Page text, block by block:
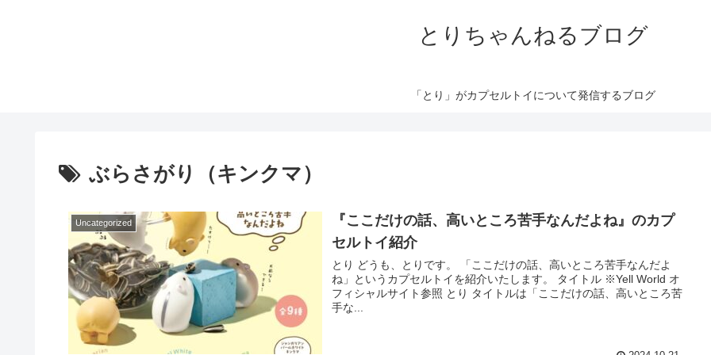
とりちゃんねるブログ
「とり」がカプセルトイについて発信するブログ
ぶらさがり（キンクマ）
Uncategorized
『ここだけの話、高いところ苦手なんだよね』のカプ
セルトイ紹介
とり どうも、とりです。 「ここだけの話、高いところ苦手なんだよ
ね」というカプセルトイを紹介いたします。 タイトル ※Yell World オ
フィシャルサイト参照 とり タイトルは「ここだけの話、高いところ苦
手な...